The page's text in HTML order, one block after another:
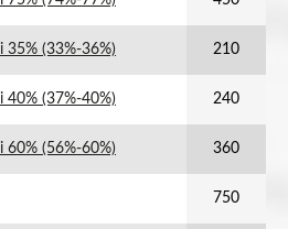
(33%-36%) 210
(37%-40%) 240
(56%-60%) 360
750